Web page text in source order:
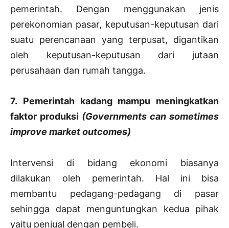
pemerintah. Dengan menggunakan jenis
perekonomian pasar, keputusan-keputusan dari
suatu perencanaan yang terpusat, digantikan
oleh keputusan-keputusan dari jutaan
perusahaan dan rumah tangga.
7. Pemerintah kadang mampu meningkatkan
faktor produksi (Governments can sometimes
improve market outcomes)
Intervensi di bidang ekonomi biasanya
dilakukan oleh pemerintah. Hal ini bisa
membantu pedagang-pedagang di pasar
sehingga dapat menguntungkan kedua pihak
yaitu penjual dengan pembeli.